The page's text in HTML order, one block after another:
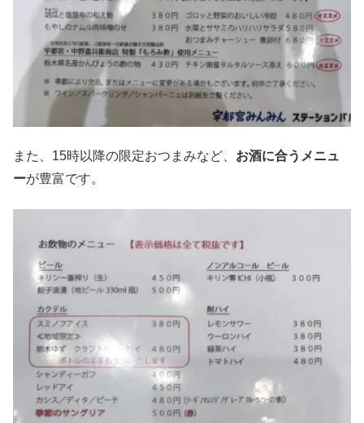
また、15時以降の限定おつまみなど、 お酒に合うメニュ
ーが豊富です。